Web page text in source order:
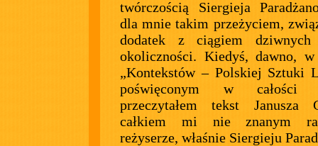
twórczością Siergieja
dla mnie takim przeżyciem,
dodatek z ciągiem dziwnych
okoliczności. Kiedyś, dawno, w
„Kontekstów – Polskiej Sztuki
poświęconym w całości
przeczytałem tekst Janusza
całkiem mi nie znanym
reżyserze, właśnie Siergieju